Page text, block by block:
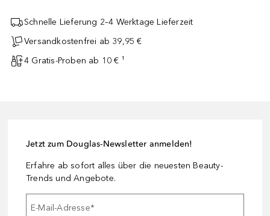
Schnelle Lieferung 2–4 Werktage Lieferzeit
Versandkostenfrei ab 39,95 €
4 Gratis-Proben ab 10 € ¹
Jetzt zum Douglas-Newsletter anmelden!
Erfahre ab sofort alles über die neuesten Beauty-
Trends und Angebote.
E-Mail-Adresse*